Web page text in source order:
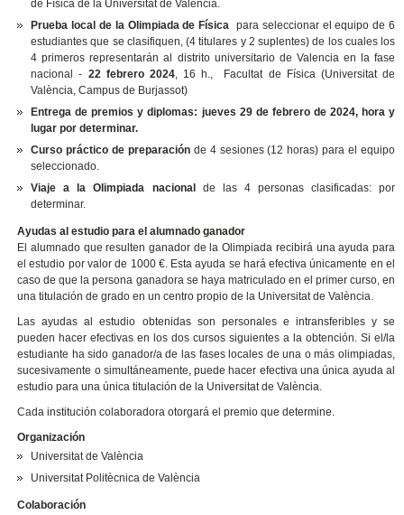
de Física de la Universitat de València.
Prueba local de la Olimpiada de Física para seleccionar el equipo de 6
estudiantes que se clasifiquen, (4 titulares y 2 suplentes) de los cuales los
4 primeros representarán al distrito universitario de Valencia en la fase
nacional - 22 febrero 2024, 16 h., Facultat de Física (Universitat de
València, Campus de Burjassot)
Entrega de premios y diplomas: jueves 29 de febrero de 2024, hora y
lugar por determinar.
Curso práctico de preparaciónde 4 sesiones (12 horas) para el equipo
seleccionado.
Viaje a la Olimpiada nacional de las 4 personas clasificadas: por
determinar.
Ayudas al estudio para el alumnado ganador
El alumnado que resulten ganador de la Olimpiada recibirá una ayuda para
el estudio por valor de 1000 €. Esta ayuda se hará efectiva únicamente en el
caso de que la persona ganadora se haya matriculado en el primer curso, en
una titulación de grado en un centro propio de la Universitat de València.
Las ayudas al estudio obtenidas son personales e intransferibles y se
pueden hacer efectivas en los dos cursos siguientes a la obtención. Si el/la
estudiante ha sido ganador/a de las fases locales de una o más olimpiadas,
sucesivamente o simultáneamente, puede hacer efectiva una única ayuda al
estudio para una única titulación de la Universitat de València.
Cada institución colaboradora otorgará el premio que determine.
Organización
Universitat de València
Universitat Politècnica de València
Colaboración